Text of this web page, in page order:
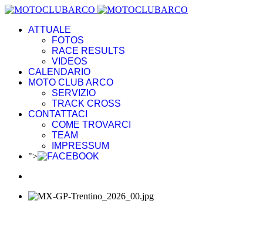
ATTUALE
FOTOS
RACE RESULTS
VIDEOS
CALENDARIO
MOTO CLUB ARCO
SERVIZIO
TRACK CROSS
CONTATTACI
COME TROVARCI
TEAM
IMPRESSUM
">